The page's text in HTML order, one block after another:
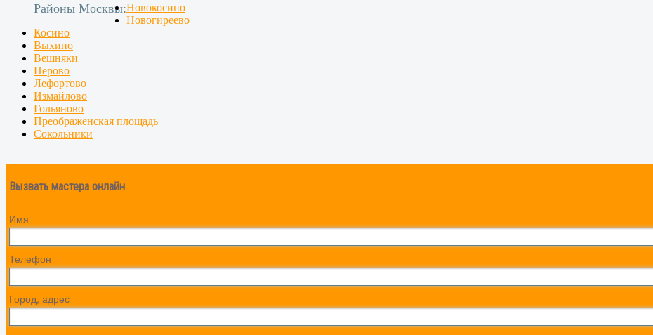
Районы Москвы:Новокосино
Новогиреево
Косино
Выхино
Вешняки
Перово
Лефортово
Измайлово
Гольяново
Преображенская площадь
Сокольники
Вызвать мастера онлайн
Имя
Телефон
Город, адрес